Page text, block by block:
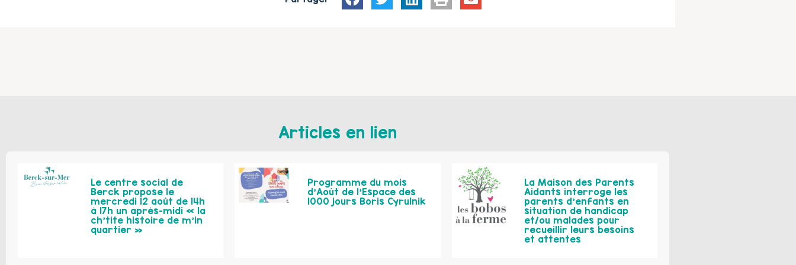
Articles en lien
Le centre social de
Berck propose le
mercredi 12 août de 14h
à 17h un après-midi « la
ch’tite histoire de m’in
quartier »
Programme du mois
d’Août de l’Espace des
1000 jours Boris Cyrulnik
La Maison des Parents
Aidants interroge les
parents d’enfants en
situation de handicap
et/ou malades pour
recueillir leurs besoins
et attentes